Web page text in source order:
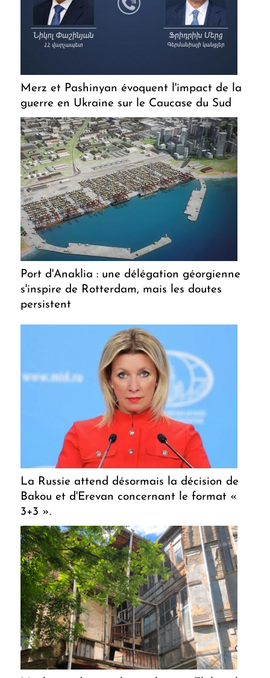
Merz et Pashinyan évoquent l'impact de la
guerre en Ukraine sur le Caucase du Sud
Port d'Anaklia : une délégation géorgienne
s'inspire de Rotterdam, mais les doutes
persistent
La Russie attend désormais la décision de
Bakou et d'Erevan concernant le format «
3+3 ».